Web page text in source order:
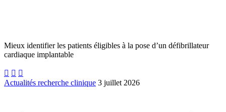
Mieux identifier les patients éligibles à la pose d’un défibrillateur
cardiaque implantable
  
Actualités recherche clinique 3 juillet 2026